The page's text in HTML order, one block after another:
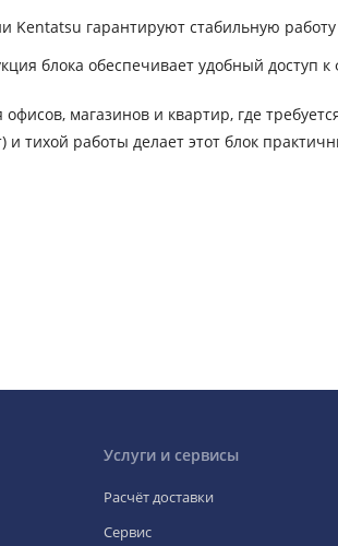
Kentatsu гарантируют стабильную
блока обеспечивает удобный доступ
офисов, магазинов и квартир, где
и тихой работы делает этот блок
Услуги и сервисы
Расчёт доставки
Сервис